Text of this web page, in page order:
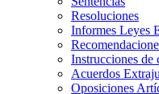
Resoluciones
Informes Leyes
Instrucciones de
Acuerdos
Oposiciones